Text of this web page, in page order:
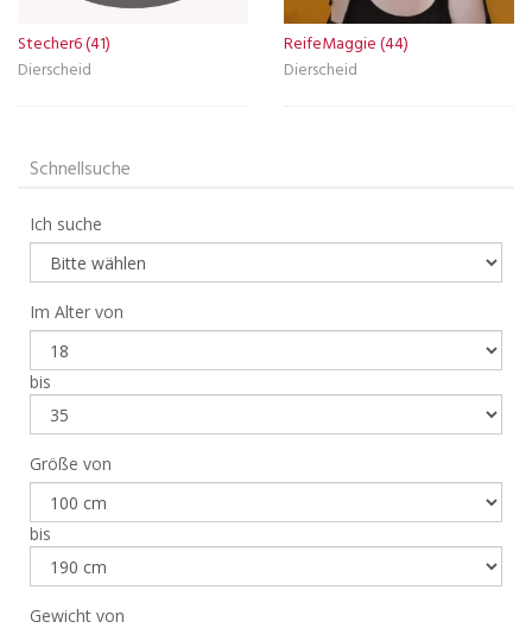
Stecher6 (41)
Dierscheid
ReifeMaggie (44)
Dierscheid
Schnellsuche
Ich suche
Im Alter von
bis
Größe von
bis
Gewicht von